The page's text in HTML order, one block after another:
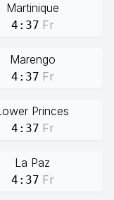
Martinique
4:37 Fr
Marengo
4:37 Fr
Princes
4:37 Fr
La Paz
4:37 Fr